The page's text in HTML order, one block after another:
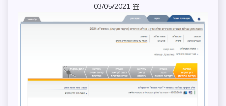
ממשל
תקין
03/05/2021
zomer